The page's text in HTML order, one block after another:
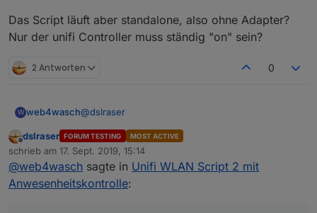
Das Script läuft aber standalone, also ohne Adapter?
Nur der unifi Controller muss ständig "on" sein?
2 Antworten 0
W web4wasch@dslraser
Dank dir.
Bei mir war das Problem mit der Router-Kaskade,
dass der TR-064 Adapter sich installieren lies,
Zugriff auf Fritz ohne Probleme (obwohl FritzBox
und ioBroker unterschiedliche IP-Bereiche
Deshalb meine Frage - weil, wird bei dir auch so
sein? ioBroker System im IP Sektor des unifi
Offline
dslraser FORUM TESTING MOST ACTIVE
schrieb am 17. Sept. 2019, 15:14
zuletzt editiert von
@web4wasch sagte in Unifi WLAN Script 2 mit
Anwesenheitskontrolle: